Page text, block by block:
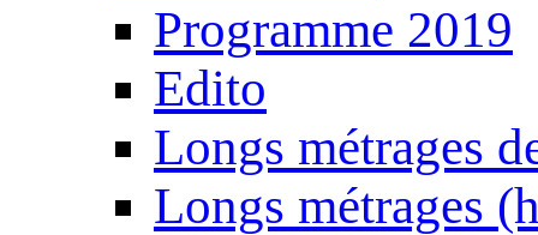
Programme 2019
Edito
Longs métrages
Longs métrages